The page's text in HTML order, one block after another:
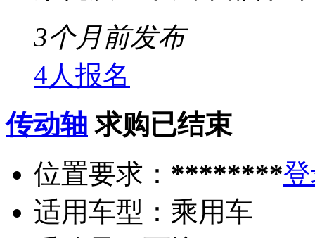
3个月前发布
4人报名
传动轴 求购已结束
位置要求： ********
适用车型： 乘用车